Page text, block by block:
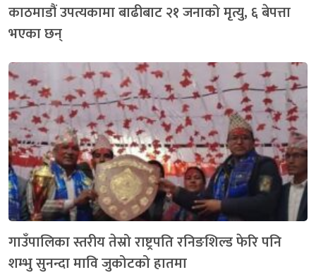
काठमाडौं उपत्यकामा बाढीबाट २१ जनाको मृत्यु, ६ बेपत्ता
भएका छन्
गाउँपालिका स्तरीय तेस्रो राष्ट्रपति रनिङशिल्ड फेरि पनि
शम्भु सुनन्दा मावि जुकोटको हातमा